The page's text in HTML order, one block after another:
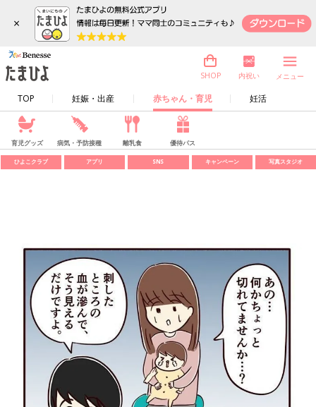
×
TOP 妊娠・出産 赤ちゃん・育児 妊活
SHOP 内祝い メニュー
育児グッズ 病気・予防接種 離乳食 優待パス
ひよこクラブ アプリ SNS キャンペーン 写真スタジオ